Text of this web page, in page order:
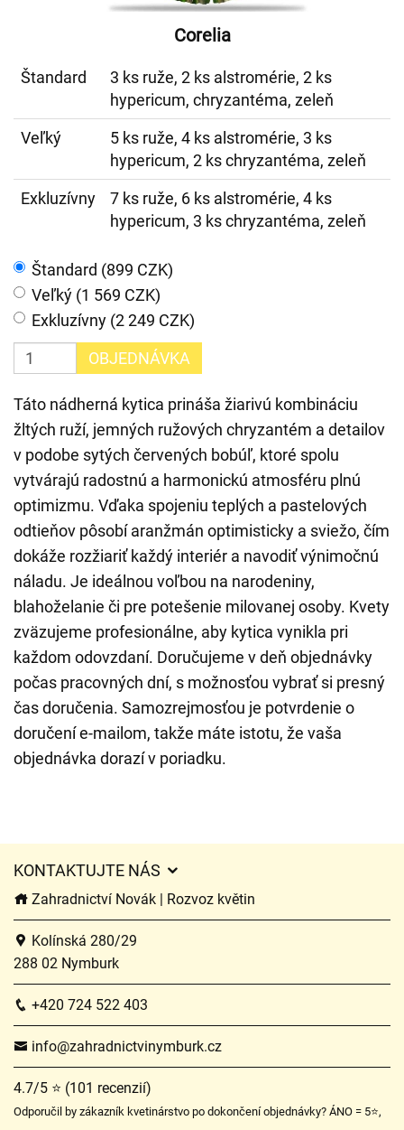
Corelia
Štandard
3 ks ruže, 2 ks alstromérie, 2 ks
hypericum, chryzantéma, zeleň
Veľký
5 ks ruže, 4 ks alstromérie, 3 ks
hypericum, 2 ks chryzantéma, zeleň
Exkluzívny
7 ks ruže, 6 ks alstromérie, 4 ks
hypericum, 3 ks chryzantéma, zeleň
Štandard (899 CZK)
Veľký (1 569 CZK)
Exkluzívny (2 249 CZK)
OBJEDNÁVKA
Táto nádherná kytica prináša žiarivú kombináciu
žltých ruží, jemných ružových chryzantém a detailov
v podobe sytých červených bobúľ, ktoré spolu
vytvárajú radostnú a harmonickú atmosféru plnú
optimizmu. Vďaka spojeniu teplých a pastelových
odtieňov pôsobí aranžmán optimisticky a sviežo, čím
dokáže rozžiariť každý interiér a navodiť výnimočnú
náladu. Je ideálnou voľbou na narodeniny,
blahoželanie či pre potešenie milovanej osoby. Kvety
zväzujeme profesionálne, aby kytica vynikla pri
každom odovzdaní. Doručujeme v deň objednávky
počas pracovných dní, s možnosťou vybrať si presný
čas doručenia. Samozrejmosťou je potvrdenie o
doručení e-mailom, takže máte istotu, že vaša
objednávka dorazí v poriadku.
KONTAKTUJTE NÁS
Zahradnictví Novák | Rozvoz květin
Kolínská 280/29
288 02 Nymburk
+420 724 522 403
info@zahradnictvinymburk.cz
4.7/5 ⭐ (101 recenzií)
Odporučil by zákazník kvetinárstvo po dokončení objednávky? ÁNO = 5⭐,